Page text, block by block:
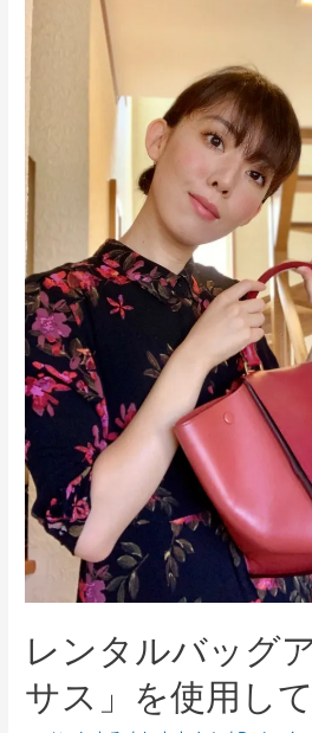
レンタルバッグ
サス」を使用し